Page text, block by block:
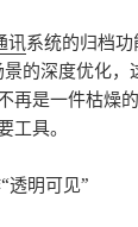
讯系统的归档
的深度优化，
再是一件枯燥
工具。
透明可见”